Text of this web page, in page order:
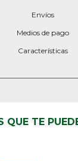
Envíos
Medios de pago
Características
QUE TE